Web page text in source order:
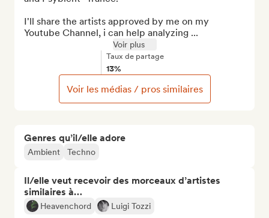
Genres qu’il/elle adore
Ambient Techno
Il/elle veut recevoir des morceaux d’artistes
similaires à…
Heavenchord Luigi Tozzi
I'll share the artists approved by me on my
Youtube Channel, i can help analyzing ...
Voir plus
Taux de partage
13%
Voir les médias / pros similaires